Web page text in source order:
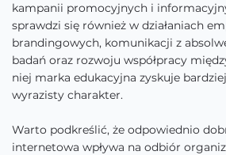
kampanii promocyjnych i
sprawdzi się również w działaniach
brandingowych, komunikacji z
badań oraz rozwoju współpracy
niej marka edukacyjna zyskuje
wyrazisty charakter.
Warto podkreślić, że odpowiednio
internetowa wpływa na odbiór